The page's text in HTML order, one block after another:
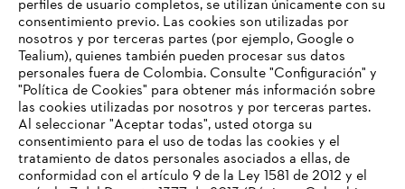
Nuestra empresa
Preguntas frecuentes
TU NAVEGADOR NO ES
COMPATIBLE
perfiles de usuario completos, se utilizan únicamente con su
consentimiento previo. Las cookies son utilizadas por
nosotros y por terceras partes (por ejemplo, Google o
Tealium), quienes también pueden procesar sus datos
personales fuera de Colombia. Consulte "Configuración" y
"Política de Cookies" para obtener más información sobre
las cookies utilizadas por nosotros y por terceras partes.
Al seleccionar "Aceptar todas", usted otorga su
consentimiento para el uso de todas las cookies y el
tratamiento de datos personales asociados a ellas, de
conformidad con el artículo 9 de la Ley 1581 de 2012 y el